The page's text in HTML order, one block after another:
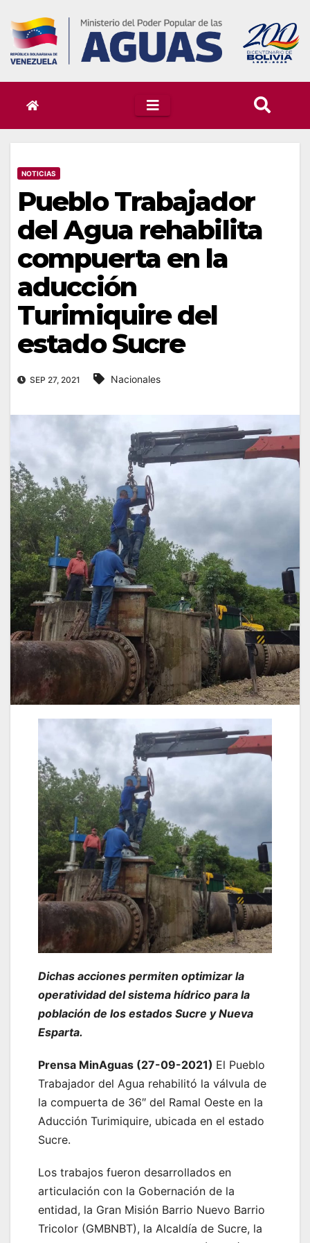
content
NOTICIAS
Pueblo Trabajador
del Agua rehabilita
compuerta en la
aducción
Turimiquire del
estado Sucre
SEP 27, 2021 Nacionales
Dichas acciones permiten optimizar la
operatividad del sistema hídrico para la
población de los estados Sucre y Nueva
Esparta.
Prensa MinAguas (27-09-2021) El Pueblo
Trabajador del Agua rehabilitó la válvula de
la compuerta de 36″ del Ramal Oeste en la
Aducción Turimiquire, ubicada en el estado
Sucre.
Los trabajos fueron desarrollados en
articulación con la Gobernación de la
entidad, la Gran Misión Barrio Nuevo Barrio
Tricolor (GMBNBT), la Alcaldía de Sucre, la